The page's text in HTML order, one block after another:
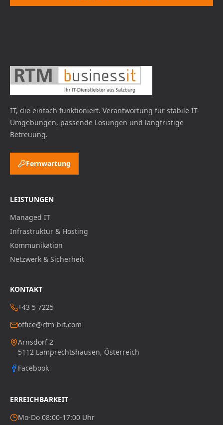
IT, die einfach funktioniert. Verantwortung für stabile IT-
Umgebungen, passende Lösungen und langfristige
Betreuung.
Fernwartung
LEISTUNGEN
Managed IT
Infrastruktur & Hosting
Kommunikation
Netzwerk & Sicherheit
KONTAKT
+43 5 7225
office@rtm-bit.com
Arnsdorf 2
5112 Lamprechtshausen, Österreich
Facebook
ERREICHBARKEIT
Mo-Do 08:00-17:00 Uhr